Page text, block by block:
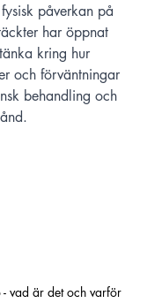
påverkan på
har öppnat
kring hur
och förväntningar
behandling och
vad är det och varför